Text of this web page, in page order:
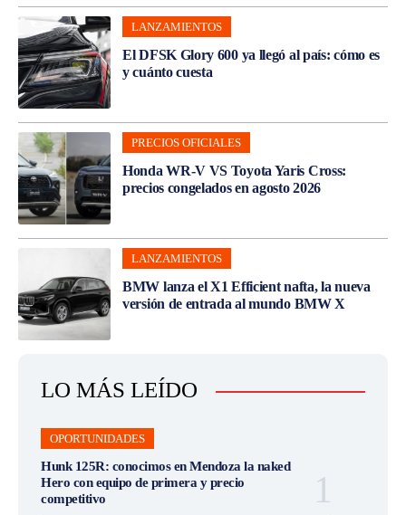
LANZAMIENTOS
El DFSK Glory 600 ya llegó al país: cómo es
y cuánto cuesta
PRECIOS OFICIALES
Honda WR-V VS Toyota Yaris Cross:
precios congelados en agosto 2026
LANZAMIENTOS
BMW lanza el X1 Efficient nafta, la nueva
versión de entrada al mundo BMW X
LO MÁS LEÍDO
OPORTUNIDADES
Hunk 125R: conocimos en Mendoza la naked
Hero con equipo de primera y precio
competitivo